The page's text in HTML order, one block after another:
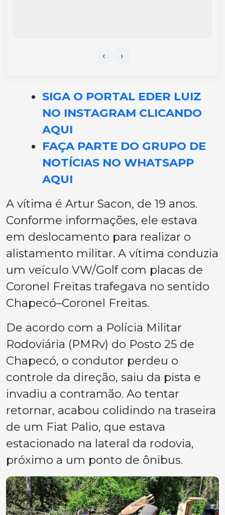
SIGA O PORTAL EDER LUIZ
NO INSTAGRAM CLICANDO
AQUI
FAÇA PARTE DO GRUPO DE
NOTÍCIAS NO WHATSAPP
AQUI
A vítima é Artur Sacon, de 19 anos.
Conforme informações, ele estava
em deslocamento para realizar o
alistamento militar. A vítima conduzia
um veículo VW/Golf com placas de
Coronel Freitas trafegava no sentido
Chapecó–Coronel Freitas.
De acordo com a Polícia Militar
Rodoviária (PMRv) do Posto 25 de
Chapecó, o condutor perdeu o
controle da direção, saiu da pista e
invadiu a contramão. Ao tentar
retornar, acabou colidindo na traseira
de um Fiat Palio, que estava
estacionado na lateral da rodovia,
próximo a um ponto de ônibus.